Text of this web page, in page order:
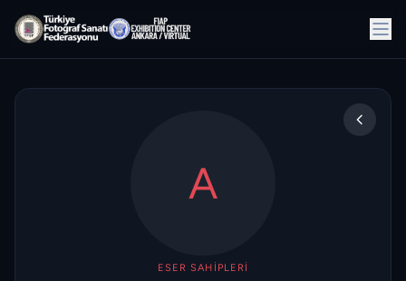
A
ESER SAHIPLERI